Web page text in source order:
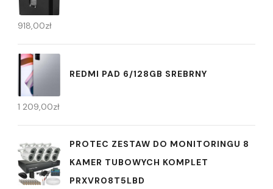
918,00zł
REDMI PAD 6/128GB SREBRNY
1 209,00zł
PROTEC ZESTAW DO MONITORINGU 8
KAMER TUBOWYCH KOMPLET
PRXVR08T5LBD